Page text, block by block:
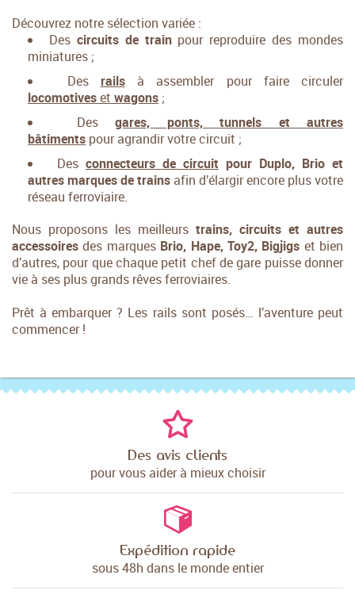
Découvrez notre sélection variée :
Des circuits de train pour reproduire des mondes
miniatures ;
Des
railsà assembler pour faire circuler
locomotiveset wagons ;
Desgares, ponts, tunnels et autres
bâtiments pour agrandir votre circuit ;
Des connecteurs de circuit pour Duplo, Brio et
autres marquesde trains afin d’élargir encore plus votre
réseau ferroviaire.
Nous proposons les meilleurs trains, circuits et autres
accessoiresdes marquesBrio, Hape, Toy2, Bigjigs et bien
d’autres, pour que chaque petit chef de gare puisse donner
vie à ses plus grands rêves ferroviaires.
Prêt à embarquer ? Les rails sont posés… l’aventure peut
commencer !
Des avis clients
pour vous aider à mieux choisir
Expédition rapide
sous 48h dans le monde entier